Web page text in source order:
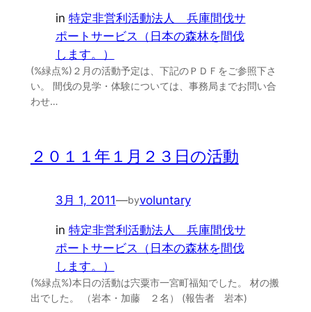
in 特定非営利活動法人 兵庫間伐サ
ポートサービス（日本の森林を間伐
します。）
(%緑点%)２月の活動予定は、下記のＰＤＦをご参照下さ
い。 間伐の見学・体験については、事務局までお問い合
わせ…
２０１１年１月２３日の活動
3月 1, 2011—byvoluntary
in 特定非営利活動法人 兵庫間伐サ
ポートサービス（日本の森林を間伐
します。）
(%緑点%)本日の活動は宍粟市一宮町福知でした。 材の搬
出でした。 （岩本・加藤 ２名） (報告者 岩本)